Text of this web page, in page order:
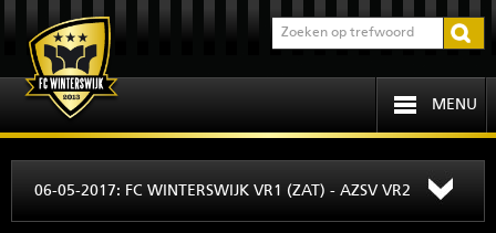
MENU
06-05-2017: FC WINTERSWIJK VR1 (ZAT) - AZSV VR2